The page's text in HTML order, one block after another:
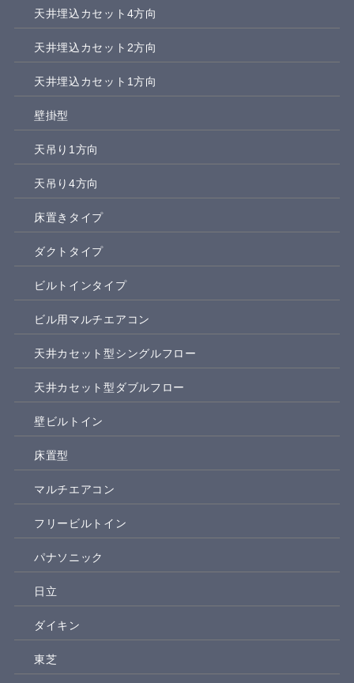
天井埋込カセット4方向
天井埋込カセット2方向
天井埋込カセット1方向
壁掛型
天吊り1方向
天吊り4方向
床置きタイプ
ダクトタイプ
ビルトインタイプ
ビル用マルチエアコン
天井カセット型シングルフロー
天井カセット型ダブルフロー
壁ビルトイン
床置型
マルチエアコン
フリービルトイン
パナソニック
日立
ダイキン
東芝